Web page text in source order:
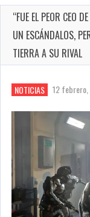
“FUE EL PEOR CEO
UN ESCÁNDALOS,
TIERRA A SU RIVAL
NOTICIAS 12